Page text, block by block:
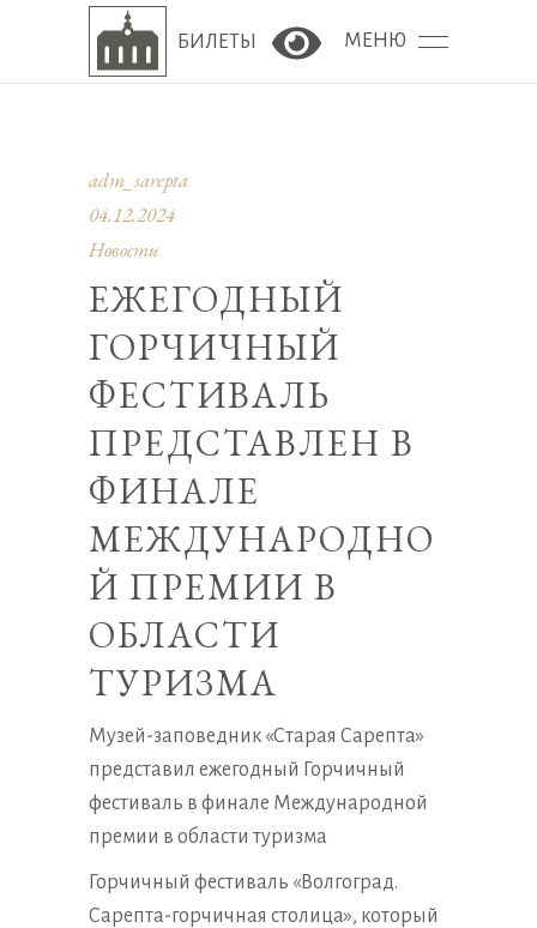
БИЛЕТЫ Версия сайта для
МЕНЮ
adm_sarepta
04.12.2024
Новости
ЕЖЕГОДНЫЙ
ГОРЧИЧНЫЙ
ФЕСТИВАЛЬ
ПРЕДСТАВЛЕН В
ФИНАЛЕ
МЕЖДУНАРОДНО
Й ПРЕМИИ В
ОБЛАСТИ
ТУРИЗМА
Музей-заповедник «Старая Сарепта»
представил ежегодный Горчичный
фестиваль в финале Международной
премии в области туризма
Горчичный фестиваль «Волгоград.
Сарепта-горчичная столица», который